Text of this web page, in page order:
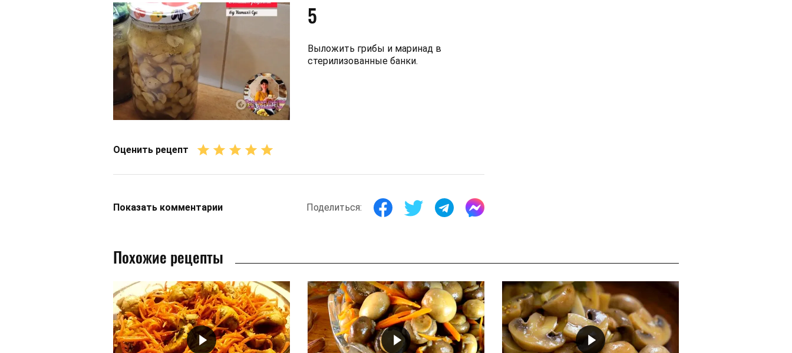
5
Выложить грибы и маринад в
стерилизованные банки.
Оценить рецепт
Показать комментарии Поделиться:
Похожие рецепты